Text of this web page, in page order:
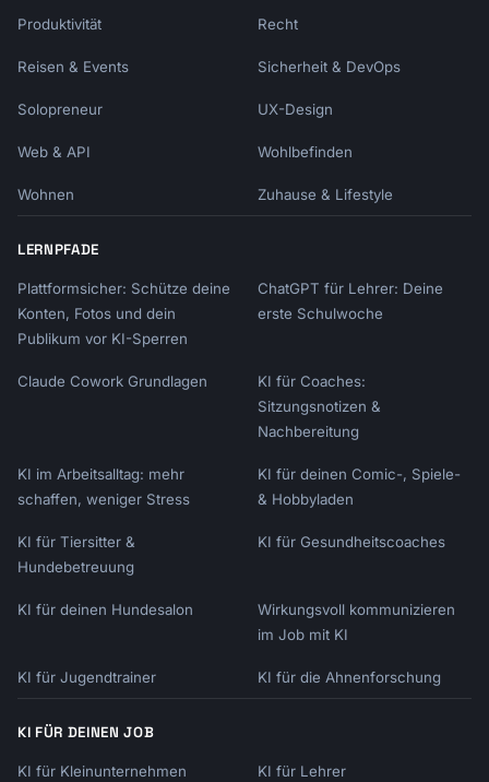
Produktivität Recht
Reisen & Events Sicherheit & DevOps
Solopreneur UX-Design
Web & API Wohlbefinden
Wohnen Zuhause & Lifestyle
LERNPFADE
Plattformsicher: Schütze deine
Konten, Fotos und dein
Publikum vor KI-Sperren
ChatGPT für Lehrer: Deine
erste Schulwoche
Claude Cowork Grundlagen
KI für Coaches:
Sitzungsnotizen &
Nachbereitung
KI im Arbeitsalltag: mehr
schaffen, weniger Stress
KI für deinen Comic-, Spiele-
& Hobbyladen
KI für Tiersitter &
Hundebetreuung
KI für Gesundheitscoaches
KI für deinen Hundesalon
Wirkungsvoll kommunizieren
im Job mit KI
KI für Jugendtrainer KI für die Ahnenforschung
KI FÜR DEINEN JOB
KI für Kleinunternehmen KI für Lehrer